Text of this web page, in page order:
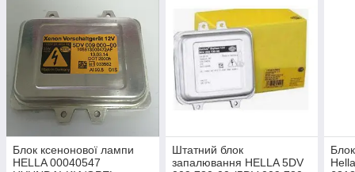
Блок ксенонової лампи
HELLA 00040547
Штатний блок
запалювання HELLA 5DV